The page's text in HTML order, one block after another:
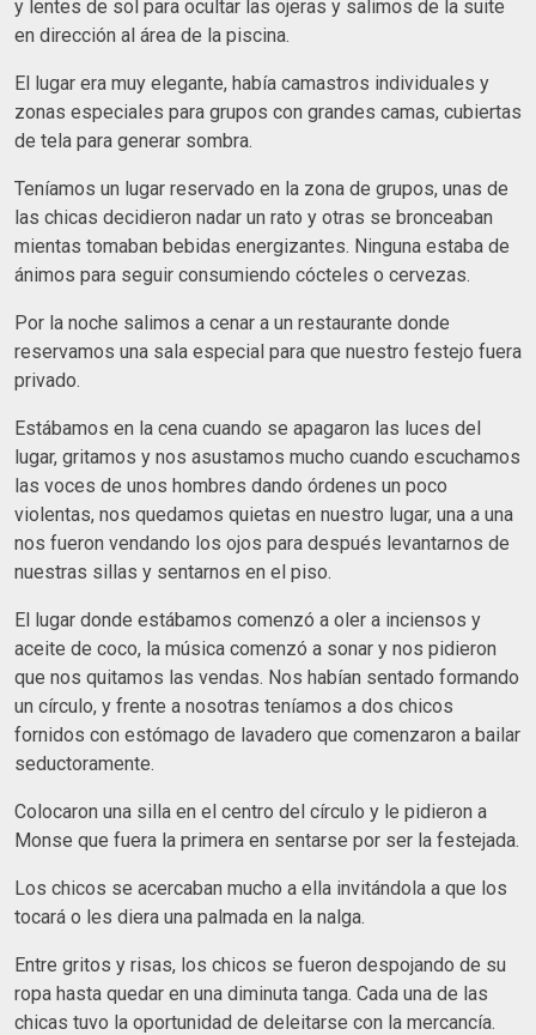
y lentes de sol para ocultar las ojeras y salimos de la suite
en dirección al área de la piscina.
El lugar era muy elegante, había camastros individuales y
zonas especiales para grupos con grandes camas, cubiertas
de tela para generar sombra.
Teníamos un lugar reservado en la zona de grupos, unas de
las chicas decidieron nadar un rato y otras se bronceaban
mientas tomaban bebidas energizantes. Ninguna estaba de
ánimos para seguir consumiendo cócteles o cervezas.
Por la noche salimos a cenar a un restaurante donde
reservamos una sala especial para que nuestro festejo fuera
privado.
Estábamos en la cena cuando se apagaron las luces del
lugar, gritamos y nos asustamos mucho cuando escuchamos
las voces de unos hombres dando órdenes un poco
violentas, nos quedamos quietas en nuestro lugar, una a una
nos fueron vendando los ojos para después levantarnos de
nuestras sillas y sentarnos en el piso.
El lugar donde estábamos comenzó a oler a inciensos y
aceite de coco, la música comenzó a sonar y nos pidieron
que nos quitamos las vendas. Nos habían sentado formando
un círculo, y frente a nosotras teníamos a dos chicos
fornidos con estómago de lavadero que comenzaron a bailar
seductoramente.
Colocaron una silla en el centro del círculo y le pidieron a
Monse que fuera la primera en sentarse por ser la festejada.
Los chicos se acercaban mucho a ella invitándola a que los
tocará o les diera una palmada en la nalga.
Entre gritos y risas, los chicos se fueron despojando de su
ropa hasta quedar en una diminuta tanga. Cada una de las
chicas tuvo la oportunidad de deleitarse con la mercancía.